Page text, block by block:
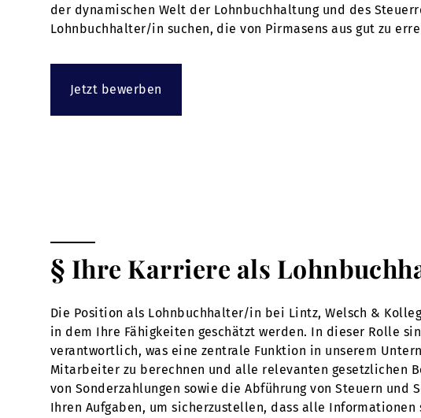
der dynamischen Welt der Lohnbuchhaltung und des
Lohnbuchhalter/in suchen, die von Pirmasens aus gut zu
Jetzt bewerben
§ Ihre Karriere als
Die Position als Lohnbuchhalter/in bei Lintz, Welsch &
in dem Ihre Fähigkeiten geschätzt werden. In dieser Rolle
verantwortlich, was eine zentrale Funktion in unserem
Mitarbeiter zu berechnen und alle relevanten gesetzlichen
von Sonderzahlungen sowie die Abführung von Steuern
Ihren Aufgaben, um sicherzustellen, dass alle